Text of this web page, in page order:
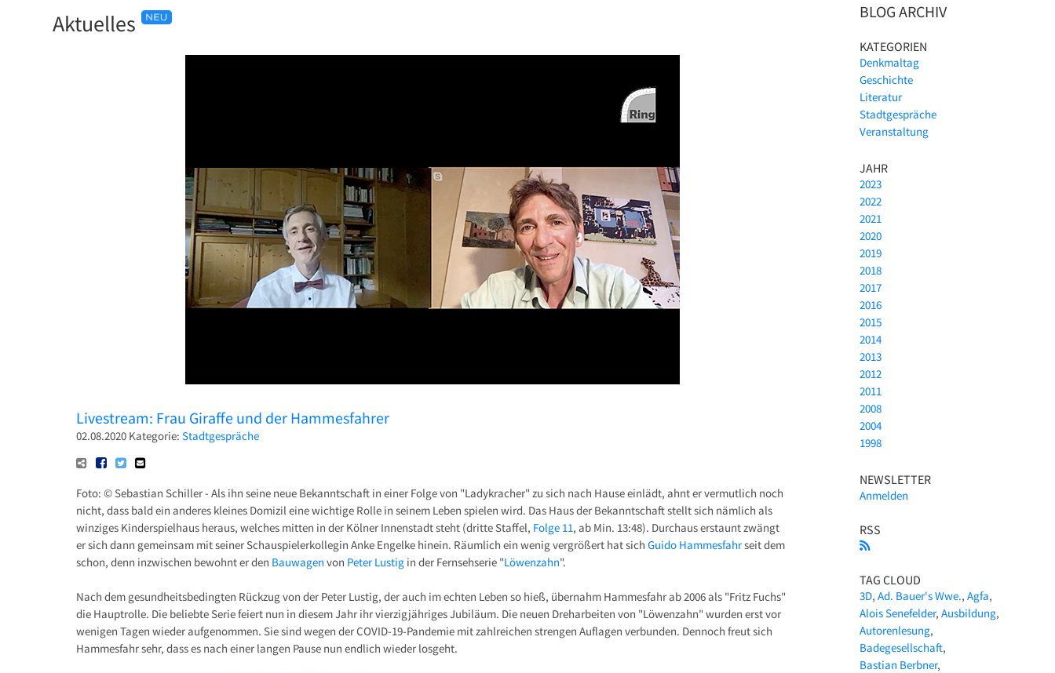
Aktuelles
Livestream: Frau Giraffe und der Hammesfahrer
02.08.2020 Kategorie:Stadtgespräche
Foto: © Sebastian Schiller - Als ihn seine neue Bekanntschaft in einer Folge von "Ladykracher" zu sich nach Hause einlädt, ahnt er vermutlich noch
nicht, dass bald ein anderes kleines Domizil eine wichtige Rolle in seinem Leben spielen wird. Das Haus der Bekanntschaft stellt sich nämlich als
winziges Kinderspielhaus heraus, welches mitten in der Kölner Innenstadt steht (dritte Staffel, Folge 11, ab Min. 13:48). Durchaus erstaunt zwängt
er sich dann gemeinsam mit seiner Schauspielerkollegin Anke Engelke hinein. Räumlich ein wenig vergrößert hat sichGuido Hammesfahrseit dem
schon, denn inzwischen bewohnt er den Bauwagen von Peter Lustig in der Fernsehserie "Löwenzahn".
Nach dem gesundheitsbedingten Rückzug von der Peter Lustig, der auch im echten Leben so hieß, übernahm Hammesfahr ab 2006 als "Fritz Fuchs"
die Hauptrolle. Die beliebte Serie feiert nun in diesem Jahr ihr vierzigjähriges Jubiläum. Die neuen Dreharbeiten von "Löwenzahn" wurden erst vor
wenigen Tagen wieder aufgenommen. Sie sind wegen der COVID-19-Pandemie mit zahlreichen strengen Auflagen verbunden. Dennoch freut sich
Hammesfahr sehr, dass es nach einer langen Pause nun endlich wieder losgeht.
BLOG ARCHIV
KATEGORIEN
Denkmaltag
Geschichte
Literatur
Stadtgespräche
Veranstaltung
JAHR
2023
2022
2021
2020
2019
2018
2017
2016
2015
2014
2013
2012
2011
2008
2004
1998
NEWSLETTER
Anmelden
RSS
TAG CLOUD
3D Ad. Bauer's Wwe. Agfa
Alois Senefelder Ausbildung
Autorenlesung
Badegesellschaft
Bastian Berbner